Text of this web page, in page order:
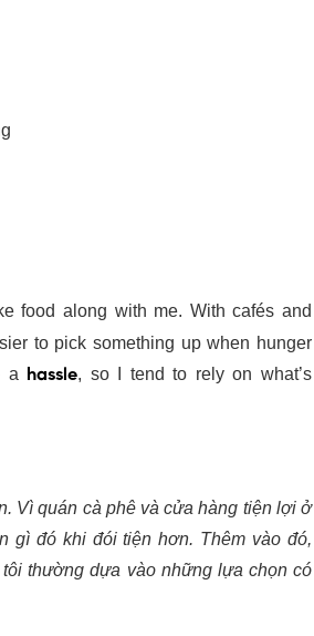
to pick something up when hunger
a hassle
, so I tend to rely on what’s
gì đó khi đói tiện hơn. Thêm vào
nên tôi thường dựa vào những lựa